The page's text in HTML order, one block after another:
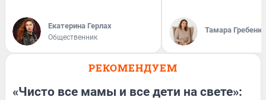
Екатерина Герлах
Общественник
Тамара
РЕКОМЕНДУЕМ
«Чисто все мамы и все дети на свете»: